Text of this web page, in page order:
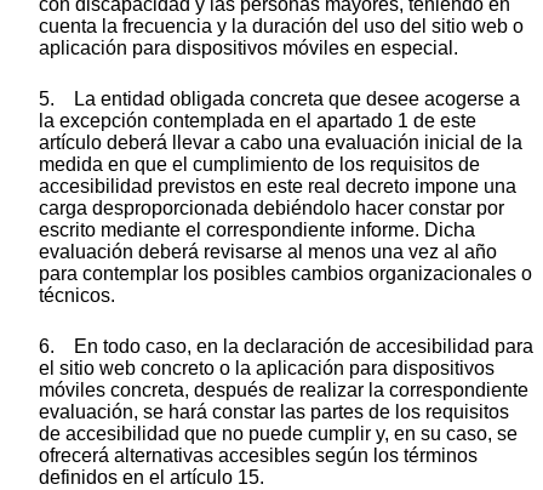
con discapacidad y las personas mayores, teniendo en
cuenta la frecuencia y la duración del uso del sitio web o
aplicación para dispositivos móviles en especial.
5. La entidad obligada concreta que desee acogerse a
la excepción contemplada en el apartado 1 de este
artículo deberá llevar a cabo una evaluación inicial de la
medida en que el cumplimiento de los requisitos de
accesibilidad previstos en este real decreto impone una
carga desproporcionada debiéndolo hacer constar por
escrito mediante el correspondiente informe. Dicha
evaluación deberá revisarse al menos una vez al año
para contemplar los posibles cambios organizacionales o
técnicos.
6. En todo caso, en la declaración de accesibilidad para
el sitio web concreto o la aplicación para dispositivos
móviles concreta, después de realizar la correspondiente
evaluación, se hará constar las partes de los requisitos
de accesibilidad que no puede cumplir y, en su caso, se
ofrecerá alternativas accesibles según los términos
definidos en el artículo 15.